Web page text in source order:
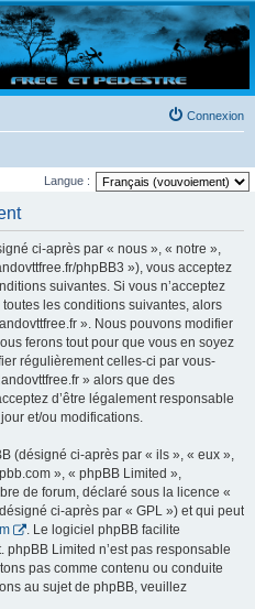
de Bretagne . Bonne navigation sur le site
Connexion
Langue :
ci-après par « nous », « notre »,
phpBB3 »), vous acceptez
suivantes. Si vous n’acceptez
les conditions suivantes, alors
». Nous pouvons modifier
ferons tout pour que vous en soyez
régulièrement celles-ci par vous-
» alors que des
d’être légalement responsable
et/ou modifications.
(désigné ci-après par « ils », « eux »,
», « phpBB Limited »,
de forum, déclaré sous la licence «
ci-après par « GPL ») et qui peut
. Le logiciel phpBB facilite
Limited n’est pas responsable
pas comme contenu ou conduite
au sujet de phpBB, veuillez